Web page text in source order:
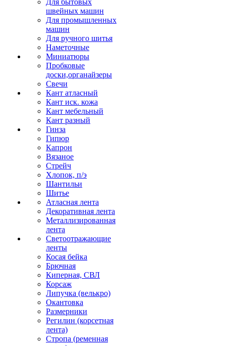
Для бытовых
швейных машин
Для промышленных
машин
Для ручного шитья
Наметочные
Миниатюры
Пробковые
доски,органайзеры
Свечи
Кант атласный
Кант иск. кожа
Кант мебельный
Кант разный
Гинза
Гипюр
Капрон
Вязаное
Стрейч
Хлопок, п/э
Шантильи
Шитье
Атласная лента
Декоративная лента
Металлизированная
лента
Светоотражающие
ленты
Косая бейка
Брючная
Киперная, СВЛ
Корсаж
Липучка (велькро)
Окантовка
Размерники
Регилин (корсетная
лента)
Стропа (ременная